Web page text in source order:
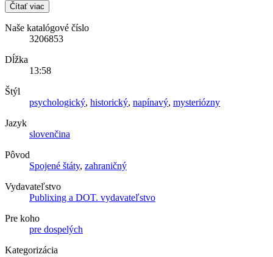
Čítať viac
Naše katalógové číslo
3206853
Dĺžka
13:58
Štýl
psychologický, historický, napínavý, mysteriózny
Jazyk
slovenčina
Pôvod
Spojené štáty, zahraničný
Vydavateľstvo
Publixing a DOT. vydavateľstvo
Pre koho
pre dospelých
Kategorizácia